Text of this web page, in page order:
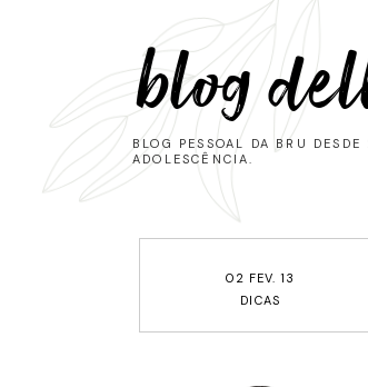
blog
BLOG PESSOAL DA BRU
ADOLESCÊNCIA.
02 FEV. 13
DICAS